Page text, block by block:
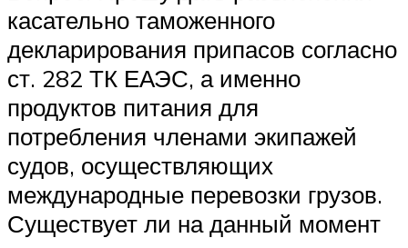
касательно таможенного
декларирования припасов согласно
ст. 282 ТК ЕАЭС, а именно
продуктов питания для
потребления членами экипажей
судов, осуществляющих
международные перевозки грузов.
Существует ли на данный момент